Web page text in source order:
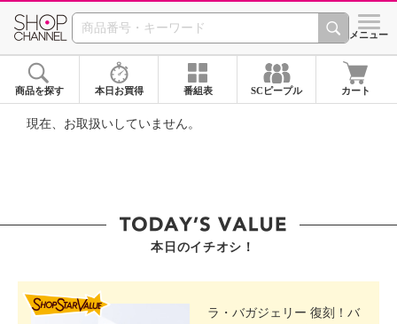
SHOP CHANNEL ショッ
メニュー
商品を探す 本日お買得 番組表 SCピープル カート
現在、お取扱いしていません。
本日のイチオシ！
ラ・バガジェリー 復刻！バ